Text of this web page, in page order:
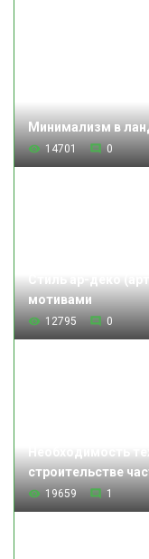
Минимализм в
14701 0
мотивами
12795 0
строительстве
19659 1